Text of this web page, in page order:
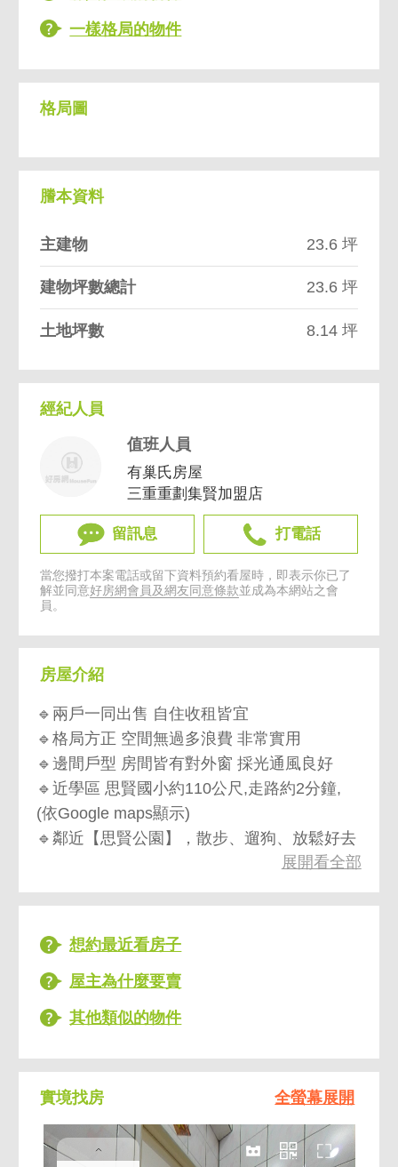
一樣格局的物件
格局圖
謄本資料
主建物 23.6 坪
建物坪數總計 23.6 坪
土地坪數 8.14 坪
經紀人員
值班人員
有巢氏房屋
三重重劃集賢加盟店
留訊息 打電話
當您撥打本案電話或留下資料預約看屋時，即表示你已了
解並同意好房網會員及網友同意條款並成為本網站之會
員。
房屋介紹
🔹兩戶一同出售 自住收租皆宜
🔹格局方正 空間無過多浪費 非常實用
🔹邊間戶型 房間皆有對外窗 採光通風良好
🔹近學區 思賢國小約110公尺,走路約2分鐘,
(依Google maps顯示)
🔹鄰近【思賢公園】，散步、遛狗、放鬆好去
🔹鄰近【宏泰市場】，日常採買快速搞定
方便
🔹捷運幸福站約700公尺,步行約10分鐘(依
Google maps顯示)
展開看全部
想約最近看房子
屋主為什麼要賣
其他類似的物件
實境找房 全螢幕展開